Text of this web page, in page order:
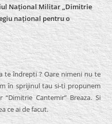
Național Militar „Dimitrie
național pentru o
te îndrepti ? Oare nimeni nu te
în sprijinul tau si-ti propunem
Cantemir” Breaza. Si
ce ai de facut.